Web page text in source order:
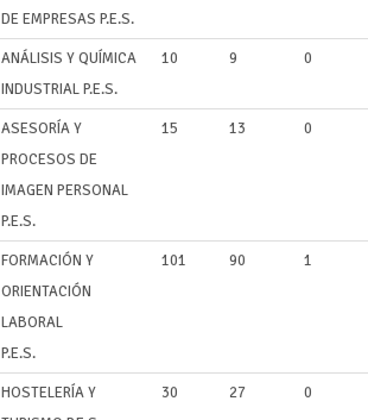
DE EMPRESAS P.E.S.
ANÁLISIS Y QUÍMICA
INDUSTRIAL P.E.S.
10 9 0
ASESORÍA Y
PROCESOS DE
IMAGEN PERSONAL
P.E.S.
15 13 0
FORMACIÓN Y
ORIENTACIÓN
LABORAL
P.E.S.
101 90 1
HOSTELERÍA Y
30 27 0